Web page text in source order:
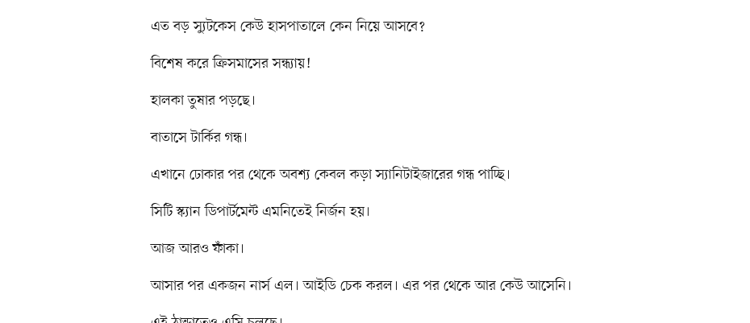
এত বড় স্যুটকেস কেউ হাসপাতালে কেন নিয়ে আসবে?
বিশেষ করে ক্রিসমাসের সন্ধ্যায়!
হালকা তুষার পড়ছে।
বাতাসে টার্কির গন্ধ।
এখানে ঢোকার পর থেকে অবশ্য কেবল কড়া স্যানিটাইজারের গন্ধ পাচ্ছি।
সিটি স্ক্যান ডিপার্টমেন্ট এমনিতেই নির্জন হয়।
আজ আরও ফাঁকা।
আসার পর একজন নার্স এল। আইডি চেক করল। এর পর থেকে আর কেউ আসেনি।